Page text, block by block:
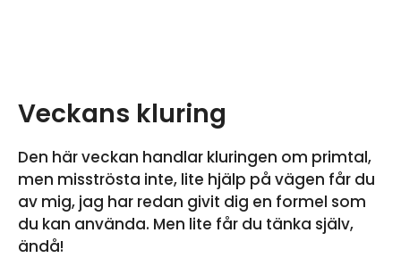
Veckans kluring
Den här veckan handlar kluringen om primtal,
men misströsta inte, lite hjälp på vägen får du
av mig, jag har redan givit dig en formel som
du kan använda. Men lite får du tänka själv,
ändå!